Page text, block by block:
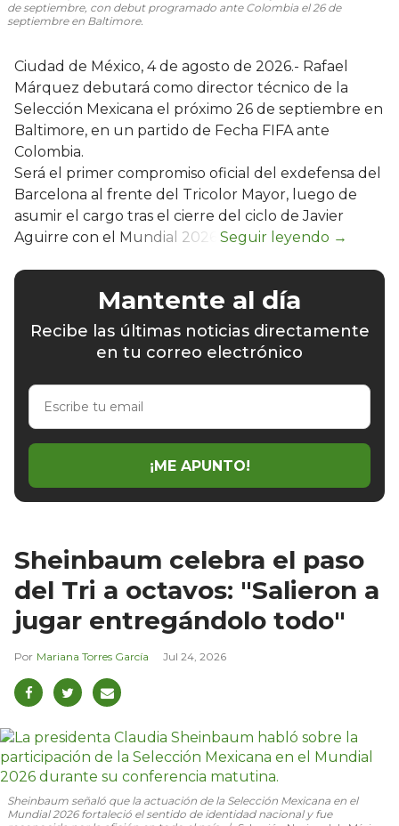
de septiembre, con debut programado ante Colombia el 26 de
septiembre en Baltimore.
Ciudad de México, 4 de agosto de 2026.- Rafael
Márquez debutará como director técnico de la
Selección Mexicana el próximo 26 de septiembre en
Baltimore, en un partido de Fecha FIFA ante
Colombia.
Será el primer compromiso oficial del exdefensa del
Barcelona al frente del Tricolor Mayor, luego de
asumir el cargo tras el cierre del ciclo de Javier
Aguirre con el Mundial 2026.
Mantente al día
Recibe las últimas noticias directamente
en tu correo electrónico
Escribe
email
¡ME APUNTO!
Sheinbaum celebra el paso
del Tri a octavos: "Salieron a
jugar entregándolo todo"
Mariana Torres García Jul 24, 2026
Sheinbaum señaló que la actuación de la Selección Mexicana en el
Mundial 2026 fortaleció el sentido de identidad nacional y fue